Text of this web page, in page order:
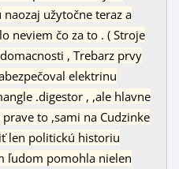
užytočne teraz a
neviem čo za to . ( Stroje
, Trebarz prvy
elektrinu
.digestor , ,ale hlavne
to ,sami na Cudzinke
len politickú historiu
ľudom pomohla nielen